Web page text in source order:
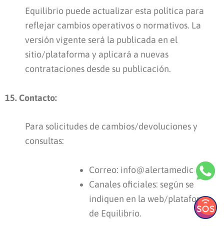
Equilibrio puede actualizar esta política para
reflejar cambios operativos o normativos. La
versión vigente será la publicada en el
sitio/plataforma y aplicará a nuevas
contrataciones desde su publicación.
15. Contacto:
Para solicitudes de cambios/devoluciones y
consultas:
Correo: info@alertamedica.pe
Canales oficiales: según se
indiquen en la web/plataforma
de Equilibrio.